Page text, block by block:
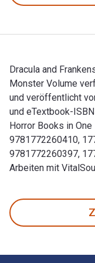
Dracula and
Monster Volume
und veröffentlicht
und eTextbook-
Horror Books in
9781772260410,
9781772260397,
Arbeiten mit